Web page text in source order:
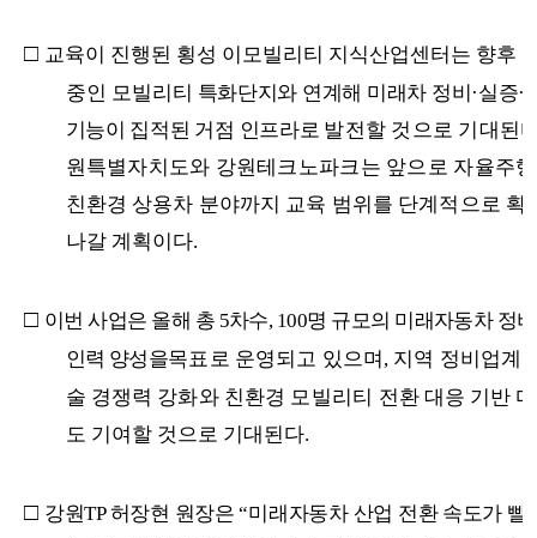
□ 교육이 진행된 횡성 이모빌리티 지식산업센터는 향후
중인 모빌리티 특화단지와 연계해 미래차 정비 ·실증·
기능이 집적된 거점 인프라로 발전할 것으로 기대된
원특별자치도와 강원테크노파크는 앞으로 자율주
친환경 상용차 분야까지 교육 범위를 단계적으로 확
나갈 계획이다.
□ 이번 사업은 올해 총 5차수, 100명 규모의 미래자동차 정
인력 양성을목표로 운영되고 있으며 , 지역 정비업계
술 경쟁력 강화와 친환경 모빌리티 전환 대응 기반
도 기여할 것으로 기대된다.
□ 강원TP허장현 원장은“미래자동차 산업 전환 속도가 빨